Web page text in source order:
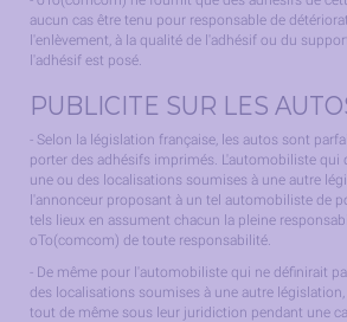
aucun cas être tenu pour responsable de
l'enlèvement, à la qualité de l'adhésif ou du
l'adhésif est posé.
PUBLICITE SUR LES
- Selon la législation française, les autos sont
porter des adhésifs imprimés. L'automobiliste qui
une ou des localisations soumises à une autre
l'annonceur proposant à un tel automobiliste de
tels lieux en assument chacun la pleine
oTo(comcom) de toute responsabilité.
- De même pour l'automobiliste qui ne définirait
des localisations soumises à une autre
tout de même sous leur juridiction pendant une